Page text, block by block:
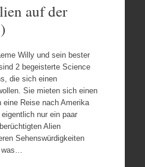
auf der
Willy und sein bester
2 begeisterte Science
die sich einen
Sie mieten sich einen
eine Reise nach Amerika
nur ein paar
Alien
Sehenswürdigkeiten
was…